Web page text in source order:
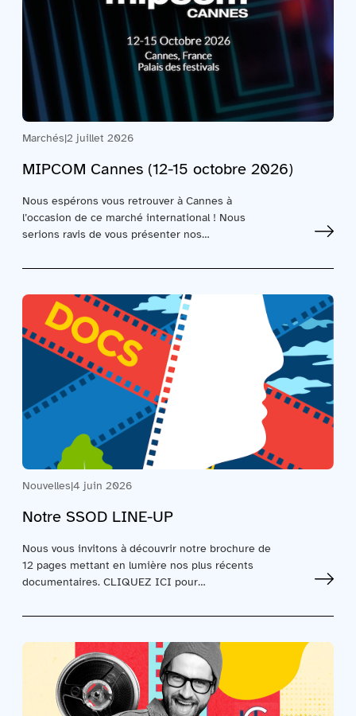
Marchés|2 juillet 2026
MIPCOM Cannes (12-15 octobre 2026)
Nous espérons vous retrouver à Cannes à
l’occasion de ce marché international ! Nous
serions ravis de vous présenter nos…
Nouvelles|4 juin 2026
Notre SSOD LINE-UP
Nous vous invitons à découvrir notre brochure de
12 pages mettant en lumière nos plus récents
documentaires. CLIQUEZ ICI pour…